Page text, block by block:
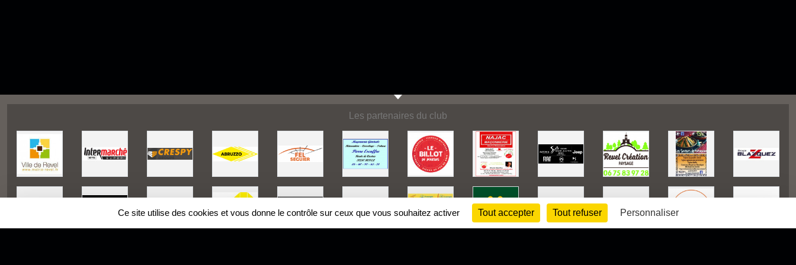
Les partenaires du club
Ce site utilise des cookies et vous donne le contrôle sur ceux que vous souhaitez activer Tout accepter Tout refuser Personnaliser